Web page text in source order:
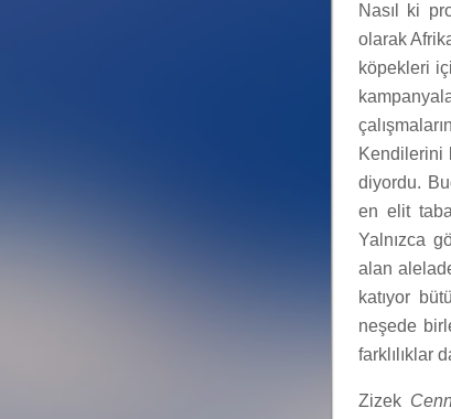
Nasıl ki
olarak
köpekleri
Kendilerini
diyordu.
en elit
Yalnızca
alan
katıyor
neşede
farklılıklar
Zizek